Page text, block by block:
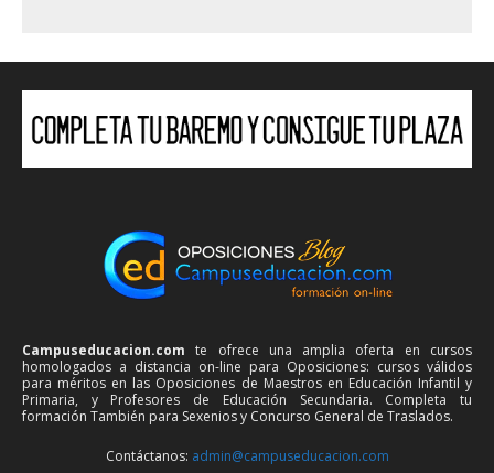
Campuseducacion.com te ofrece una amplia oferta en cursos
homologados a distancia on-line para Oposiciones: cursos válidos
para méritos en las Oposiciones de Maestros en Educación Infantil y
Primaria, y Profesores de Educación Secundaria. Completa tu
formación También para Sexenios y Concurso General de Traslados.
Contáctanos: admin@campuseducacion.com